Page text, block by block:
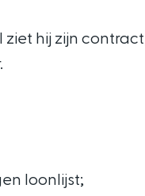
hij zijn
loonlijst;